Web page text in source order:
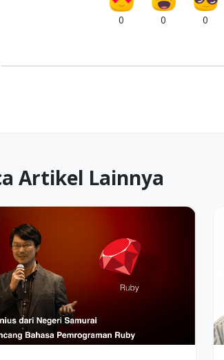
0 0 0
Artikel Lainnya